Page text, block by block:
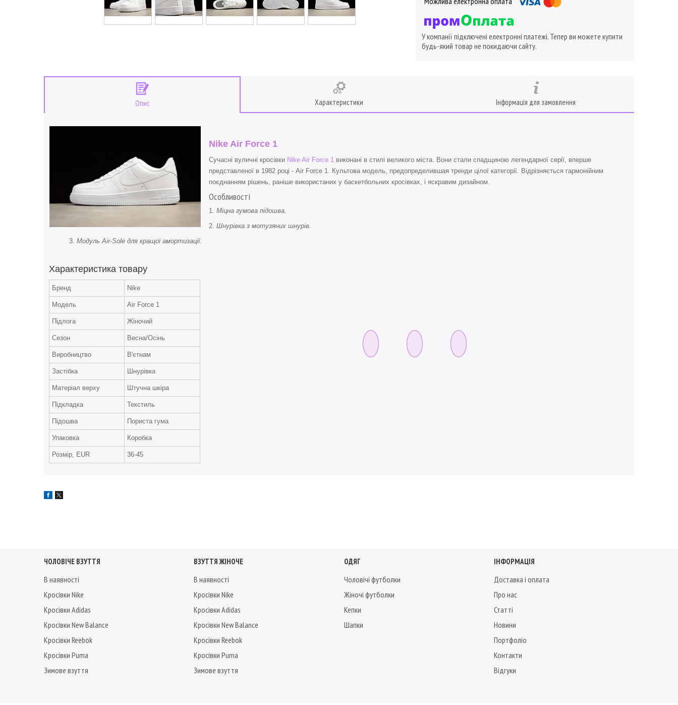
У компанії підключені електронні платежі. Тепер ви можете купити
будь-який товар не покидаючи сайту.
Опис Характеристики Інформація для замовлення
Nike Air Force 1
Сучасні вуличні кросівки Nike Air Force 1 виконані в стилі великого міста. Вони стали спадщиною легендарної серії, вперше
представленої в 1982 році - Air Force 1. Культова модель, предопределившая тренди цілої категорії. Відрізняється гармонійним
поєднанням рішень, раніше використаних у баскетбольних кросівках, і яскравим дизайном.
Особливості
Міцна гумова підошва.
Шнурівка з мотузяних шнурів.
Модуль Air-Sole для кращої амортизації.
Характеристика товару
Бренд Nike
Модель Air Force 1
Підлога Жіночий
Сезон Весна/Осінь
Виробництво В'єтнам
Застібка Шнурівка
Матеріал верху Штучна шкіра
Підкладка Текстиль
Підошва Пориста гума
Упаковка Коробка
Розмір, EUR 36-45
ЧОЛОВІЧЕ ВЗУТТЯ
В наявності
Кросівки Nike
Кросівки Adidas
Кросівки New Balance
Кросівки Reebok
Кросівки Puma
Зимове взуття
ВЗУТТЯ ЖІНОЧЕ
В наявності
Кросівки Nike
Кросівки Adidas
Кросівки New Balance
Кросівки Reebok
Кросівки Puma
Зимове взуття
ОДЯГ
Чоловічі футболки
Жіночі футболки
Кепки
Шапки
ІНФОРМАЦІЯ
Доставка і оплата
Про нас
Статті
Новини
Портфоліо
Контакти
Відгуки